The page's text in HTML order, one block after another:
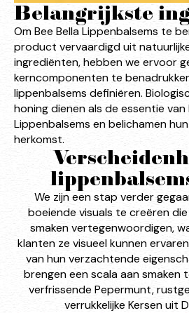
Belangrijkste
Om Bee Bella Lippenbalsems te
product vervaardigd uit
ingrediënten, hebben we ervoor
kerncomponenten te
lippenbalsems definiëren.
honing dienen als de essentie van
Lippenbalsems en belichamen
herkomst.
We zijn een stap verder
boeiende visuals te creëren
smaken vertegenwoordigen,
klanten ze visueel kunnen
van hun verzachtende
brengen een scala aan smaken
verfrissende Pepermunt,
verrukkelijke Kersen uit